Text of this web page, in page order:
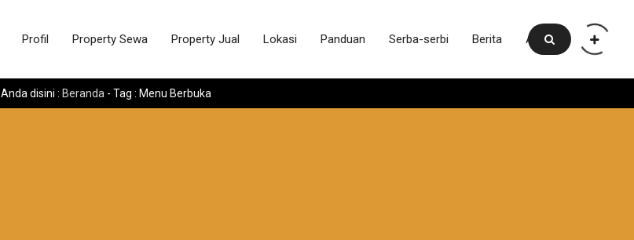
Profil Property Sewa Property Jual Lokasi Panduan Serba-serbi Berita Artikel
Anda disini : Beranda - Tag : Menu Berbuka